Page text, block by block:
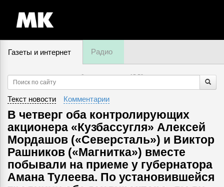
Газеты и интернет Радио
6 августа, четверг,15:59
Текст новости Комментарии
В четверг оба контролирующих
акционера «Кузбассугля» Алексей
Мордашов («Северсталь») и Виктор
Рашников («Магнитка») вместе
побывали на приеме у губернатора
Амана Тулеева. По установившейся